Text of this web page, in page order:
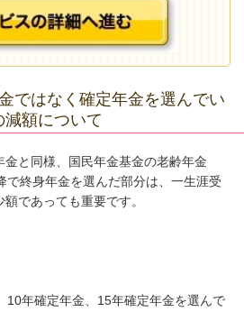
ではなく確定年金を選んでい
額について
と同様、国民年金基金の老齢年金
で終身年金を選んだ部分は、一生涯受
であっても重要です。
10年確定年金、15年確定年金を選んで